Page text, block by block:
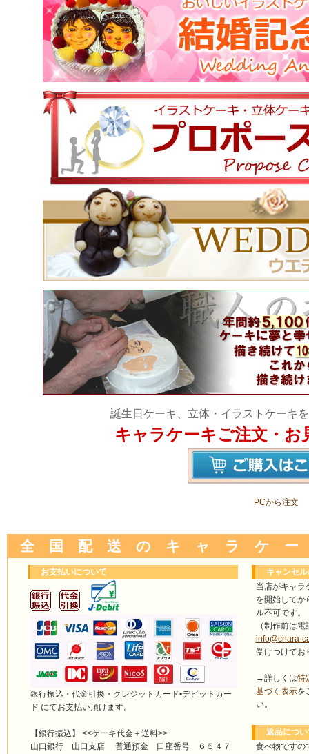
誕生日ケーキ、立体・イラストケーキ
キャラケーキご注文・お
PCから注文
全 国 配 送 の キ ャ ラ ケ
お支払いについて
銀行振込・代金引換・クレジットカード•デビットカー
ド にてお支払い頂けます。
【銀行振込】 <<ケーキ代金＋送料>>
山口銀行 山口支店 普通預金 口座番号 ６５４７
キャンセル
当店がキャラ
を開始してか
ル不可です。
（制作前は
info@chara-
受けつけてお
→詳しくは特
基づく表示を
い。
返品につい
食べ物ですの